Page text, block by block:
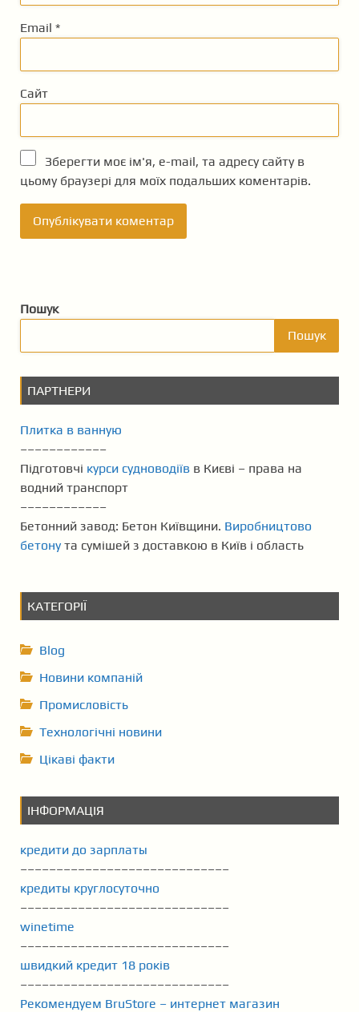
Email *
Сайт
Зберегти моє ім'я, e-mail, та адресу сайту в
цьому браузері для моїх подальших коментарів.
Пошук
Пошук
ПАРТНЕРИ
Плитка в ванную
––––––––––––
Підготовчі курси судноводіїв в Києві – права на
водний транспорт
––––––––––––
Бетонний завод: Бетон Київщини. Виробництово
бетону та сумішей з доставкою в Київ і область
КАТЕГОРІЇ
Blog
Новини компаній
Промисловість
Технологічні новини
Цікаві факти
ІНФОРМАЦІЯ
кредити до зарплаты
–––––––––––––––––––––––––––––
кредиты круглосуточно
–––––––––––––––––––––––––––––
winetime
–––––––––––––––––––––––––––––
швидкий кредит 18 років
–––––––––––––––––––––––––––––
Рекомендуем BruStore – интернет магазин